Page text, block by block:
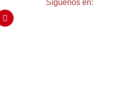
Síguenos en: